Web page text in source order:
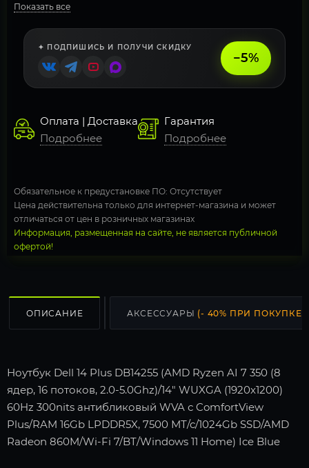
Показать все
✦ ПОДПИШИСЬ И ПОЛУЧИ СКИДКУ
−5%
Оплата | Доставка
Подробнее
Гарантия
Подробнее
Обязательное к предустановке ПО: Отсутствует
Цена действительна только для интернет-магазина и может
отличаться от цен в розничных магазинах
Информация, размещенная на сайте, не является публичной
офертой!
ОПИСАНИЕ АКСЕССУАРЫ (- 40% ПРИ ПОКУПКЕ
Ноутбук Dell 14 Plus DB14255 (AMD Ryzen AI 7 350 (8
ядер, 16 потоков, 2.0-5.0Ghz)/14" WUXGA (1920x1200)
60Hz 300nits антибликовый WVA с ComfortView
Plus/RAM 16Gb LPDDR5X, 7500 МТ/с/1024Gb SSD/AMD
Radeon 860M/Wi-Fi 7/BT/Windows 11 Home) Ice Blue